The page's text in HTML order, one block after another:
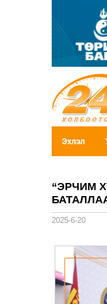
Эхлэл
“ЭРЧИМ
2025-6-20